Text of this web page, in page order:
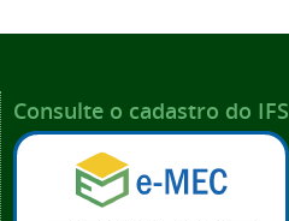
Consulte o cadastro do